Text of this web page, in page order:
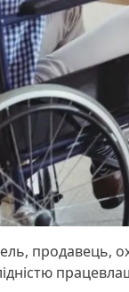
продавець,